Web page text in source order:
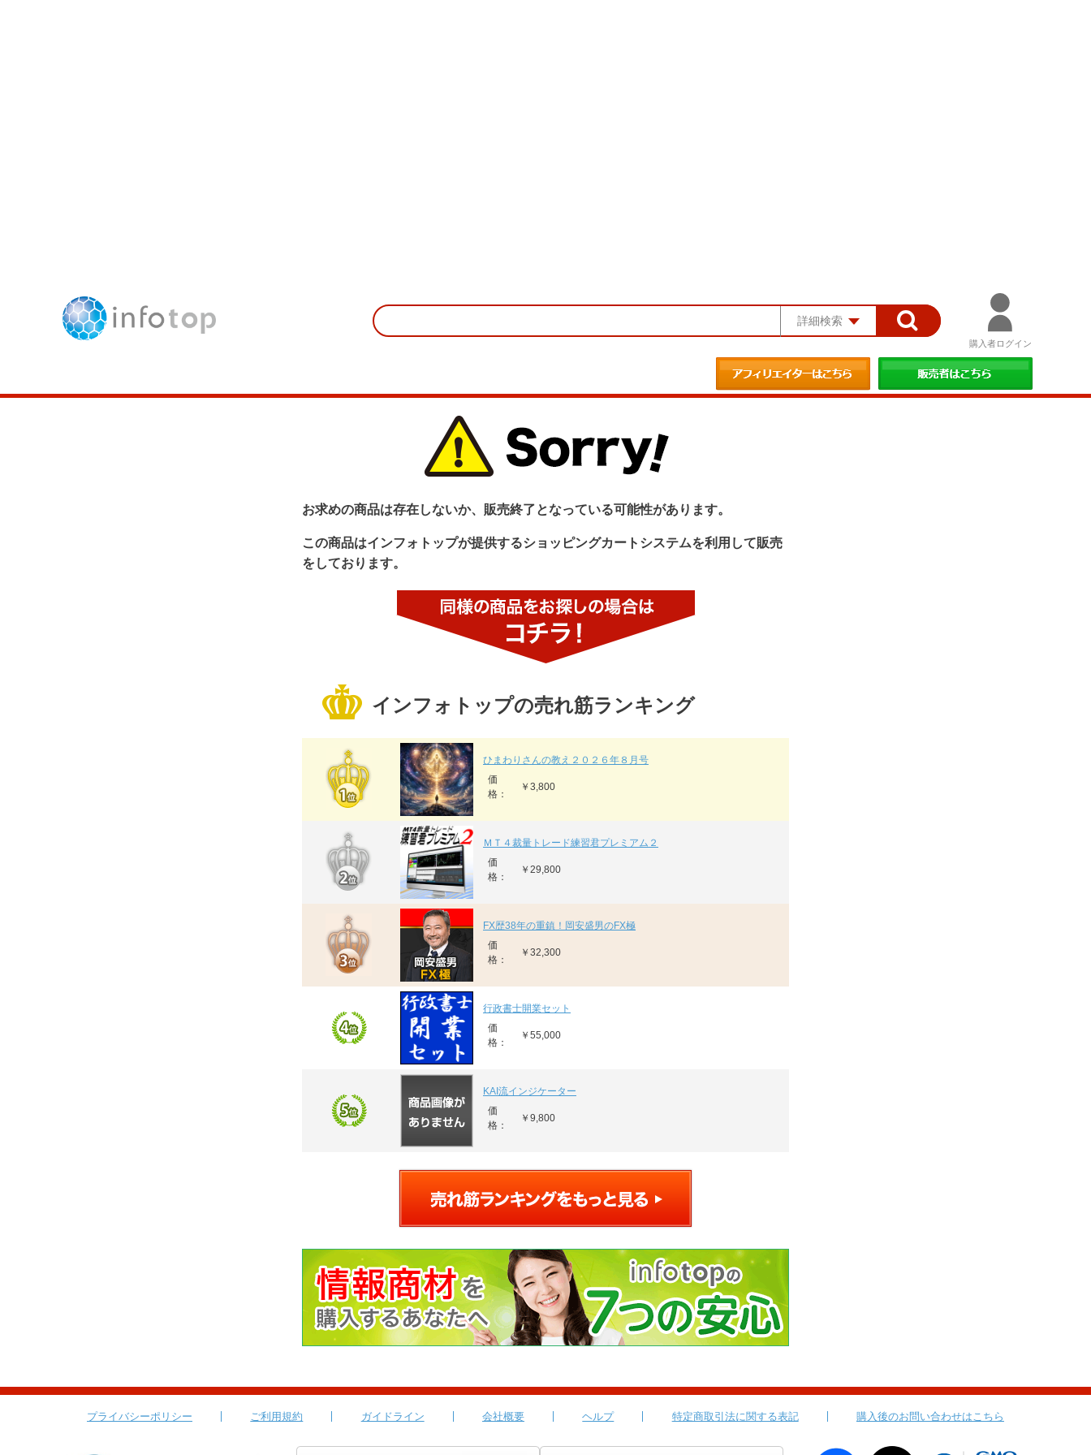
詳細検索
購入者ログイン
お求めの商品は存在しないか、販売終了となっている可能性があります。
この商品はインフォトップが提供するショッピングカートシステムを利用して販売
をしております。
インフォトップの売れ筋ランキング
ひまわりさんの教え２０２６年８月号
価
格：
￥3,800
ＭＴ４裁量トレード練習君プレミアム２
価
格：
￥29,800
FX歴38年の重鎮！岡安盛男のFX極
価
格：
￥32,300
行政書士開業セット
価
格：
￥55,000
KAI流インジケーター
価
格：
￥9,800
プライバシーポリシー ご利用規約 ガイドライン 会社概要 ヘルプ 特定商取引法に関する表記 購入後のお問い合わせはこちら